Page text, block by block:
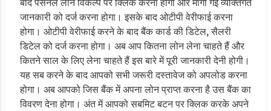
बाद पर्सनल लोन विकल्प पर क्लिक करना होगा और मांगी गई व्यक्तिगत
जानकारी को दर्ज करना होगा। इसके बाद ओटीपी वेरीफाई करना
होगा। ओटीपी वेरीफाई करने के बाद बैंक कार्ड की डिटेल, सैलरी
डिटेल को दर्ज करना होगा। अब आप कितना लोन लेना चाहते हैं और
कितने साल के लिए लेना चाहते हैं इस बारे में पूरी जानकारी देनी होगी।
यह सब करने के बाद आपको सभी जरूरी दस्तावेज को अपलोड करना
होगा। अब आपको जिस बैंक में अपना लोन प्राप्त करना है उस बैंक का
विवरण देना होगा। अंत में आपको सबमिट बटन पर क्लिक करके अपने